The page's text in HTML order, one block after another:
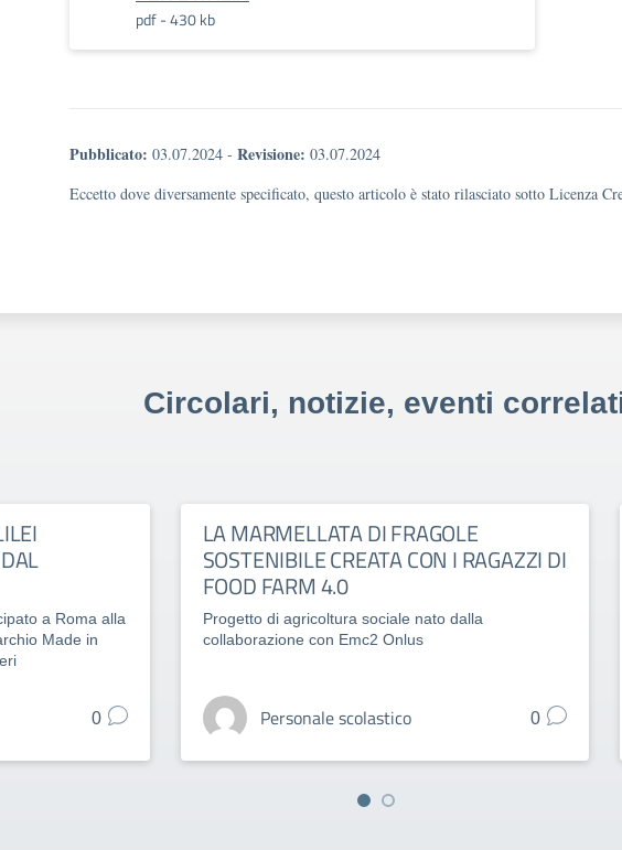
pdf - 430 kb
Pubblicato: 03.07.2024 - Revisione: 03.07.2024
Eccetto dove diversamente specificato, questo articolo è stato rilasciato sotto Licenza
Circolari, notizie, eventi
a Roma alla
Made in
0
LA MARMELLATA DI FRAGOLE
SOSTENIBILE CREATA CON I RAGAZZI DI
FOOD FARM 4.0
Progetto di agricoltura sociale nato dalla
collaborazione con Emc2 Onlus
Personale scolastico 0